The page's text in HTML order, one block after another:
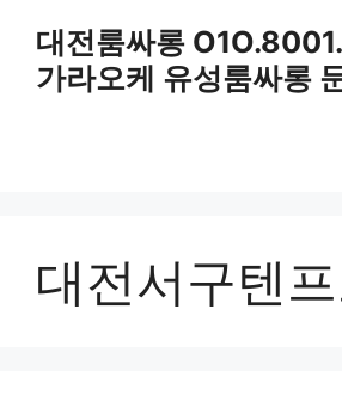
대전룸싸롱
가라오케 유성룸싸롱
대전서구텐